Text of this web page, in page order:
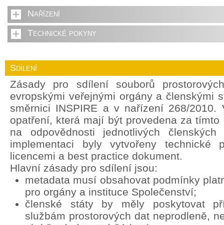
Nařízení
Technické pokyny
Sdílení
Zásady pro sdílení souborů
evropskými veřejnými orgány a členskými
směrnici INSPIRE a v nařízení 268/2010.
opatření, která mají být provedena za tímto
na odpovědnosti jednotlivých
implementaci byly vytvořeny technické
licencemi a best practice dokument.
Hlavní zásady pro sdílení jsou:
metadata musí obsahovat podmínky
pro orgány a instituce Společenství;
členské státy by měly poskytovat
službám prostorových dat neprodleně,